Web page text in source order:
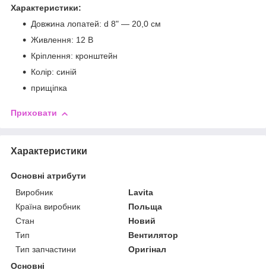
Характеристики:
Довжина лопатей: d 8" — 20,0 см
Живлення: 12 В
Кріплення: кронштейн
Колір: синій
прищіпка
Приховати
Характеристики
Основні атрибути
Виробник
Lavita
Країна виробник
Польща
Стан
Новий
Тип
Вентилятор
Тип запчастини
Оригінал
Основні